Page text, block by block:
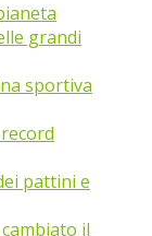
grandi
sportiva
pattini e
il